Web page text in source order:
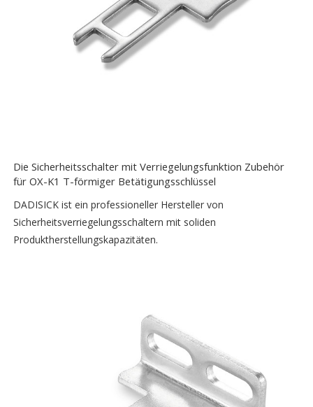
Die Sicherheitsschalter mit Verriegelungsfunktion Zubehör
für OX-K1 T-förmiger Betätigungsschlüssel
DADISICK ist ein professioneller Hersteller von
Sicherheitsverriegelungsschaltern mit soliden
Produktherstellungskapazitäten.